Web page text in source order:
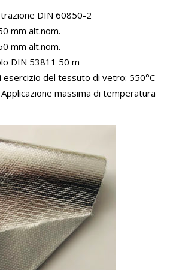
DIN 60850-2
mm alt.nom.
mm alt.nom.
DIN 53811 50 m
esercizio del tessuto di vetro: 550°C
massima di temperatura